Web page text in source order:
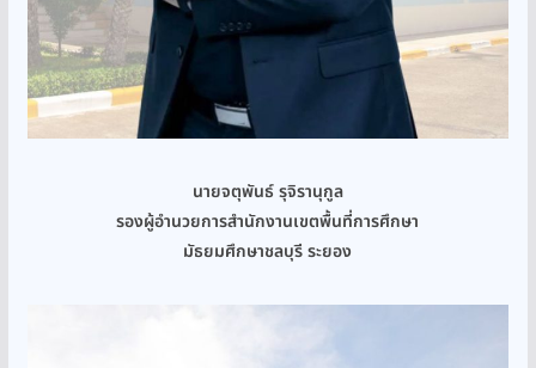
นายจตุพันธ์ รุจิรานุกูล
รองผู้อำนวยการสำนักงานเขตพื้นที่การศึกษา
มัธยมศึกษาชลบุรี ระยอง